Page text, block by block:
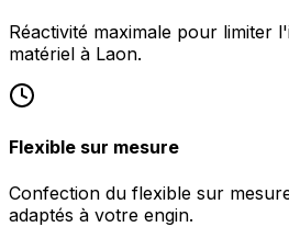
Réactivité maximale pour limiter
matériel à Laon.
Flexible sur mesure
Confection du flexible sur
adaptés à votre engin.